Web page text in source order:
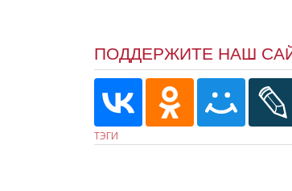
ПОДДЕРЖИТЕ НАШ
ТЭГИ